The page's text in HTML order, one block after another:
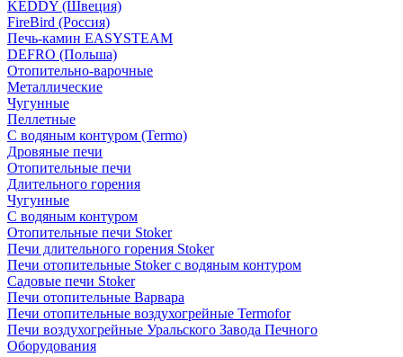
KEDDY (Швеция)
FireBird (Россия)
Печь-камин EASYSTEAM
DEFRO (Польша)
Отопительно-варочные
Металлические
Чугунные
Пеллетные
С водяным контуром (Termo)
Дровяные печи
Отопительные печи
Длительного горения
Чугунные
C водяным контуром
Отопительные печи Stoker
Печи длительного горения Stoker
Печи отопительные Stoker с водяным контуром
Садовые печи Stoker
Печи отопительные Варвара
Печи отопительные воздухогрейные Termofor
Печи воздухогрейные Уральского Завода Печного
Оборудования